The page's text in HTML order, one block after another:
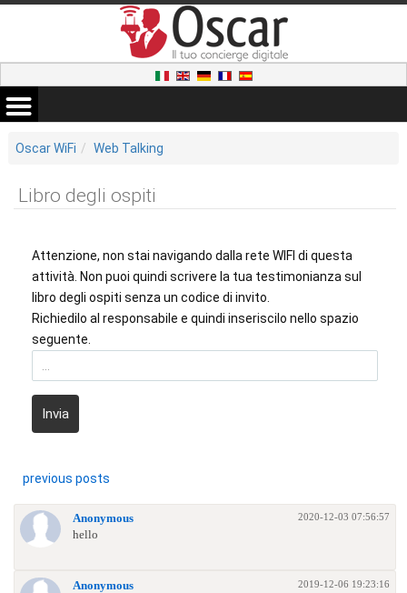
Oscar WiFi Web Talking
Libro degli ospiti
Attenzione, non stai navigando dalla rete WIFI di questa
attività. Non puoi quindi scrivere la tua testimonianza sul
libro degli ospiti senza un codice di invito.
Richiedilo al responsabile e quindi inseriscilo nello spazio
seguente.
Invia
previous posts
2020-12-03 07:56:57
Anonymous
hello
2019-12-06 19:23:16
Anonymous